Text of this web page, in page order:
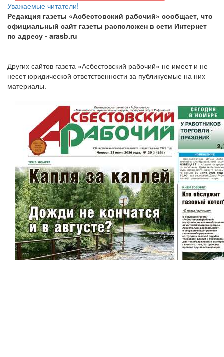
Уважаемые читатели!
Редакция газеты «Асбестовский рабочий» сообщает, что
официальный сайт газеты расположен в сети Интернет
по адресу - arasb.ru
Других сайтов газета «Асбестовский рабочий» не имеет и не
несет юридической ответственности за публикуемые на них
материалы.